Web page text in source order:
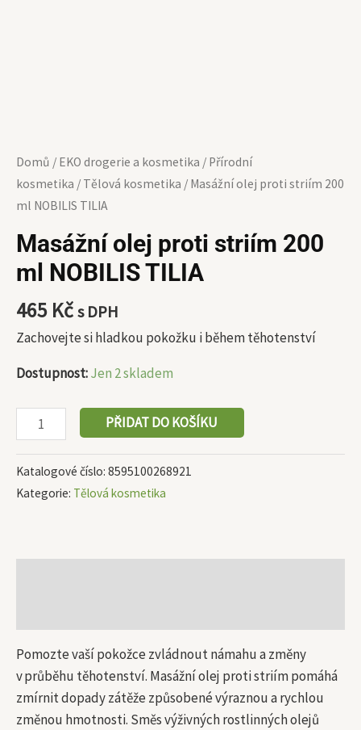
Domů / EKO drogerie a kosmetika / Přírodní
kosmetika / Tělová kosmetika / Masážní olej proti striím 200
ml NOBILIS TILIA
Masážní olej proti striím 200
ml NOBILIS TILIA
465 Kčs DPH
Zachovejte si hladkou pokožku i během těhotenství
Dostupnost:Jen 2 skladem
PŘIDAT DO KOŠÍKU
Katalogové číslo: 8595100268921
Kategorie: Tělová kosmetika
Pomozte vaší pokožce zvládnout námahu a změny
v průběhu těhotenství. Masážní olej proti striím pomáhá
zmírnit dopady zátěže způsobené výraznou a rychlou
změnou hmotnosti. Směs výživných rostlinných olejů